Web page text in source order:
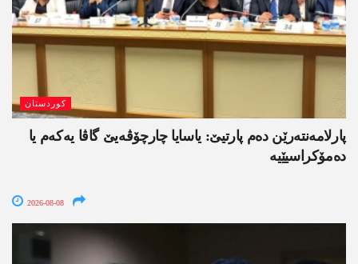
کوردستان
پارلامەنتەرێن دەم پارتیێ: یاسایا چارچۆڤەیێ گاڤا یەکەم یا
دەمۆکراسیێیە
2026-08-08